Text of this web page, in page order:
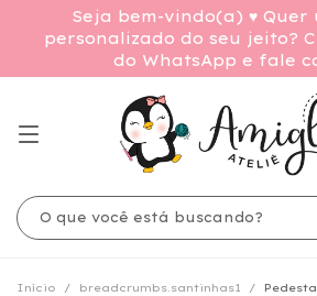
Seja bem-vindo(a) ♥ Quer
personalizado do seu jeito?
do WhatsApp e fale
Início / breadcrumbs.santinhas1 /